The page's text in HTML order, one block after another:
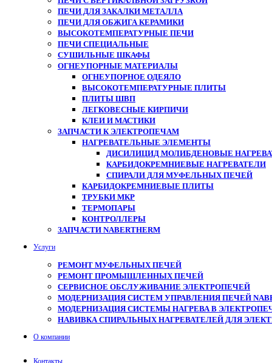
ПЕЧИ ДЛЯ ЗАКАЛКИ МЕТАЛЛА
ПЕЧИ ДЛЯ ОБЖИГА КЕРАМИКИ
ВЫСОКОТЕМПЕРАТУРНЫЕ ПЕЧИ
ПЕЧИ СПЕЦИАЛЬНЫЕ
СУШИЛЬНЫЕ ШКАФЫ
ОГНЕУПОРНЫЕ МАТЕРИАЛЫ
ОГНЕУПОРНОЕ ОДЕЯЛО
ВЫСОКОТЕМПЕРАТУРНЫЕ ПЛИТЫ
ПЛИТЫ ШВП
ЛЕГКОВЕСНЫЕ КИРПИЧИ
КЛЕИ И МАСТИКИ
ЗАПЧАСТИ К ЭЛЕКТРОПЕЧАМ
НАГРЕВАТЕЛЬНЫЕ ЭЛЕМЕНТЫ
ДИСИЛИЦИД МОЛИБДЕНОВЫЕ
КАРБИДОКРЕМНИЕВЫЕ НАГРЕВАТЕЛИ
СПИРАЛИ ДЛЯ МУФЕЛЬНЫХ ПЕЧЕЙ
КАРБИДОКРЕМНИЕВЫЕ ПЛИТЫ
ТРУБКИ МКР
ТЕРМОПАРЫ
КОНТРОЛЛЕРЫ
ЗАПЧАСТИ NABERTHERM
Услуги
РЕМОНТ МУФЕЛЬНЫХ ПЕЧЕЙ
РЕМОНТ ПРОМЫШЛЕННЫХ ПЕЧЕЙ
СЕРВИСНОЕ ОБСЛУЖИВАНИЕ ЭЛЕКТРОПЕЧЕЙ
МОДЕРНИЗАЦИЯ СИСТЕМ УПРАВЛЕНИЯ ПЕЧЕЙ
МОДЕРНИЗАЦИЯ СИСТЕМЫ НАГРЕВА В
НАВИВКА СПИРАЛЬНЫХ НАГРЕВАТЕЛЕЙ ДЛЯ
О компании
Контакты